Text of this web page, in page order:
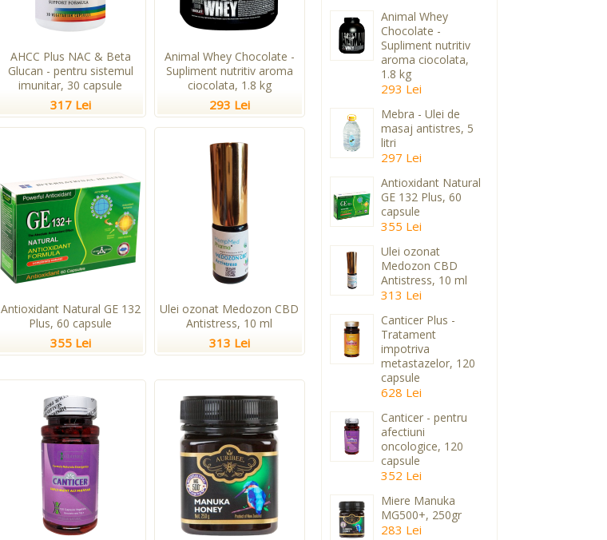
AHCC Plus NAC & Beta
Glucan - pentru sistemul
imunitar, 30 capsule
317 Lei
Animal Whey Chocolate -
Supliment nutritiv aroma
ciocolata, 1.8 kg
293 Lei
Antioxidant Natural GE 132
Plus, 60 capsule
355 Lei
Ulei ozonat Medozon CBD
Antistress, 10 ml
313 Lei
Animal Whey
Chocolate -
Supliment nutritiv
aroma ciocolata,
1.8 kg
293 Lei
Mebra - Ulei de
masaj antistres, 5
litri
297 Lei
Antioxidant Natural
GE 132 Plus, 60
capsule
355 Lei
Ulei ozonat
Medozon CBD
Antistress, 10 ml
313 Lei
Canticer Plus -
Tratament
impotriva
metastazelor, 120
capsule
628 Lei
Canticer - pentru
afectiuni
oncologice, 120
capsule
352 Lei
Miere Manuka
MG500+, 250gr
283 Lei